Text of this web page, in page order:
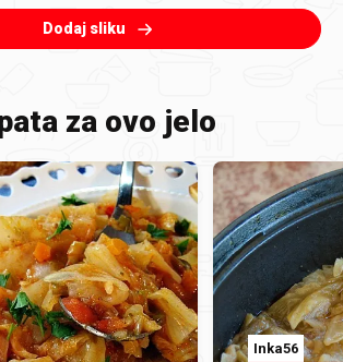
Dodaj sliku
za ovo jelo
Inka56